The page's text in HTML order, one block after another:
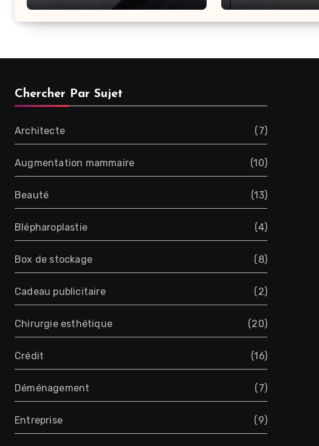
Chercher Par Sujet
Architecte (7)
Augmentation mammaire (10)
Beauté (13)
Blépharoplastie (4)
Box de stockage (8)
Cadeau publicitaire (2)
Chirurgie esthétique (20)
Crédit (16)
Déménagement (7)
Entreprise (9)